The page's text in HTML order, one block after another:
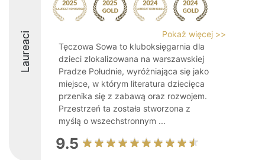
Laureaci
Pokaż więcej >>
Tęczowa Sowa to kluboksięgarnia dla
dzieci zlokalizowana na warszawskiej
Pradze Południe, wyróżniająca się jako
miejsce, w którym literatura dziecięca
przenika się z zabawą oraz rozwojem.
Przestrzeń ta została stworzona z
myślą o wszechstronnym ...
9.5